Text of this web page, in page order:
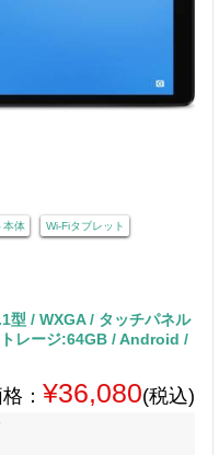
本体 Wi-Fiタブレット
/ WXGA / タッチパネル
レージ:64GB / Android /
： ¥36,080(税込)